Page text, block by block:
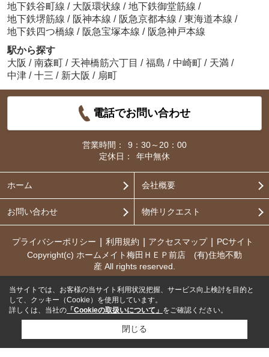
地下鉄谷町線 / 大阪環状線 / 地下鉄御堂筋線 /
地下鉄堺筋線 / 阪神本線 / 阪急京都本線 / 東海道本線 /
地下鉄四つ橋線 / 阪急宝塚本線 / 阪急神戸本線
駅から探す
大阪 / 南森町 / 天神橋筋六丁目 / 福島 / 中崎町 / 天満 /
中津 / 十三 / 新大阪 / 扇町
電話でお問い合わせ
営業時間：
9：30～20：00
定休日：
年中無休
ホーム 会社概要
お問い合わせ 物件リクエスト
プライバシーポリシー 利用規約 アクセスマップ
PCサイト
Copyright(c) ホームメイト梅田ＨＥＰ前店 (有)住地不動
産 All rights reserved.
当サイトでは、お客様の当サイト利用状況把握、サービス向上検討を目的と
して、クッキー（Cookie）を使用しています。
詳しくは、当社の 「Cookieの取扱いについて」 をご確認ください。
閉じる